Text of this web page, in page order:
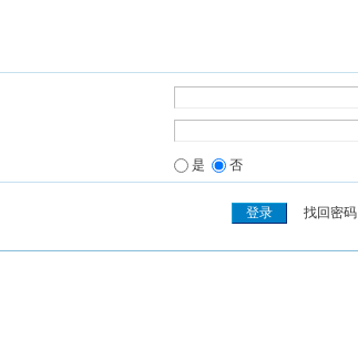
是 否
找回密码